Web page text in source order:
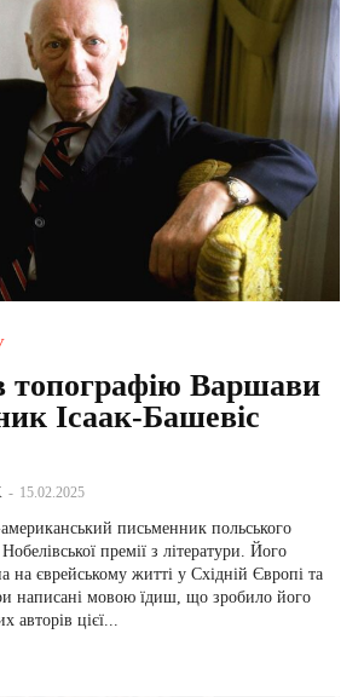
топографію Варшави
Ісаак-Башевіс
- 15.02.2025
письменник польського
премії з літератури. Його
на єврейському житті у Східній Європі та
написані мовою їдиш, що зробило його
цієї...